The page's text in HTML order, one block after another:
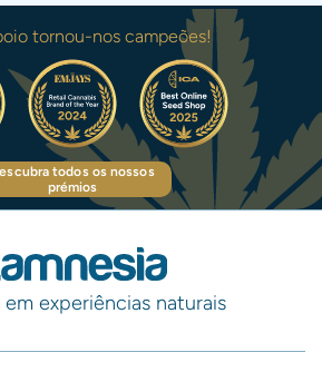
tornou-nos campeões!
todos os nossos
prémios
em experiências naturais